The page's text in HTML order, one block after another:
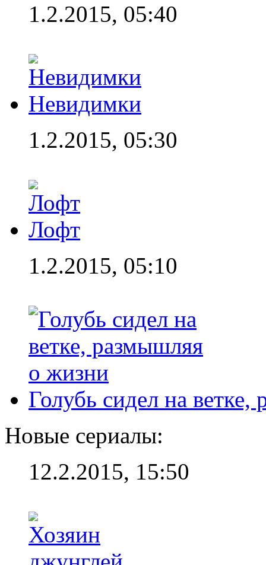
1.2.2015, 05:40
Невидимки
1.2.2015, 05:30
Лофт
1.2.2015, 05:10
Голубь сидел на
Новые сериалы:
12.2.2015, 15:50